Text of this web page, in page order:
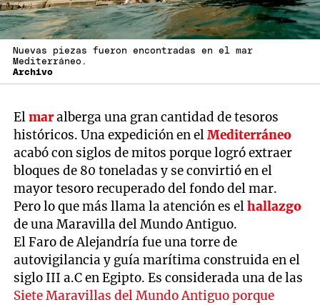
Nuevas piezas fueron encontradas en el mar
Mediterráneo.
Archivo
Elmaralberga una gran cantidad de tesoros
históricos. Una expedición en elMediterráneo
acabó con siglos de mitos porque logró extraer
bloques de 80 toneladas y se convirtió en el
mayor tesoro recuperado del fondo del mar.
Pero lo que más llama la atención es elhallazgo
de una Maravilla del Mundo Antiguo.
El Faro de Alejandría fue una torre de
autovigilancia y guía marítima construida en el
siglo III a.C en Egipto. Es considerada una de las
Siete Maravillas del Mundo Antiguo porque